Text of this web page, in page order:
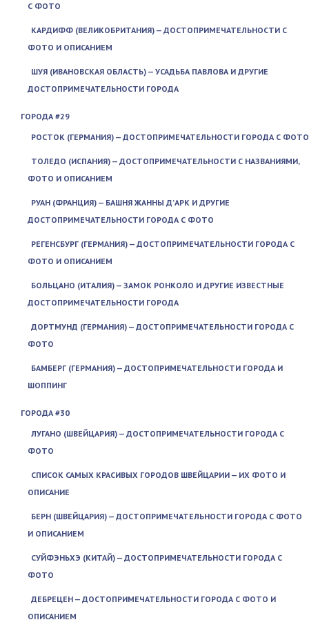
С ФОТО
КАРДИФФ (ВЕЛИКОБРИТАНИЯ) — ДОСТОПРИМЕЧАТЕЛЬНОСТИ С
ФОТО И ОПИСАНИЕМ
ШУЯ (ИВАНОВСКАЯ ОБЛАСТЬ) — УСАДЬБА ПАВЛОВА И ДРУГИЕ
ДОСТОПРИМЕЧАТЕЛЬНОСТИ ГОРОДА
ГОРОДА #29
РОСТОК (ГЕРМАНИЯ) — ДОСТОПРИМЕЧАТЕЛЬНОСТИ ГОРОДА С ФОТО
ТОЛЕДО (ИСПАНИЯ) — ДОСТОПРИМЕЧАТЕЛЬНОСТИ С НАЗВАНИЯМИ,
ФОТО И ОПИСАНИЕМ
РУАН (ФРАНЦИЯ) — БАШНЯ ЖАННЫ Д’АРК И ДРУГИЕ
ДОСТОПРИМЕЧАТЕЛЬНОСТИ ГОРОДА С ФОТО
РЕГЕНСБУРГ (ГЕРМАНИЯ) — ДОСТОПРИМЕЧАТЕЛЬНОСТИ ГОРОДА С
ФОТО И ОПИСАНИЕМ
БОЛЬЦАНО (ИТАЛИЯ) — ЗАМОК РОНКОЛО И ДРУГИЕ ИЗВЕСТНЫЕ
ДОСТОПРИМЕЧАТЕЛЬНОСТИ ГОРОДА
ДОРТМУНД (ГЕРМАНИЯ) — ДОСТОПРИМЕЧАТЕЛЬНОСТИ ГОРОДА С
ФОТО
БАМБЕРГ (ГЕРМАНИЯ) — ДОСТОПРИМЕЧАТЕЛЬНОСТИ ГОРОДА И
ШОППИНГ
ГОРОДА #30
ЛУГАНО (ШВЕЙЦАРИЯ) — ДОСТОПРИМЕЧАТЕЛЬНОСТИ ГОРОДА С
ФОТО
СПИСОК САМЫХ КРАСИВЫХ ГОРОДОВ ШВЕЙЦАРИИ — ИХ ФОТО И
ОПИСАНИЕ
БЕРН (ШВЕЙЦАРИЯ) — ДОСТОПРИМЕЧАТЕЛЬНОСТИ ГОРОДА С ФОТО
И ОПИСАНИЕМ
СУЙФЭНЬХЭ (КИТАЙ) — ДОСТОПРИМЕЧАТЕЛЬНОСТИ ГОРОДА С
ФОТО
ДЕБРЕЦЕН — ДОСТОПРИМЕЧАТЕЛЬНОСТИ ГОРОДА С ФОТО И
ОПИСАНИЕМ